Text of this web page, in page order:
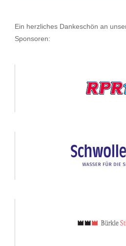
Ein herzliches Dankeschön an
Sponsoren: